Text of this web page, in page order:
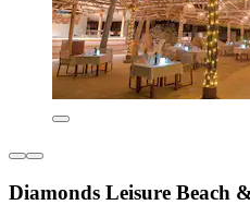
Diamonds Leisure Beach